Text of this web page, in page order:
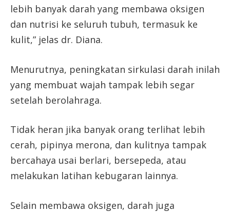
lebih banyak darah yang membawa oksigen
dan nutrisi ke seluruh tubuh, termasuk ke
kulit,” jelas dr. Diana.
Menurutnya, peningkatan sirkulasi darah inilah
yang membuat wajah tampak lebih segar
setelah berolahraga.
Tidak heran jika banyak orang terlihat lebih
cerah, pipinya merona, dan kulitnya tampak
bercahaya usai berlari, bersepeda, atau
melakukan latihan kebugaran lainnya.
Selain membawa oksigen, darah juga